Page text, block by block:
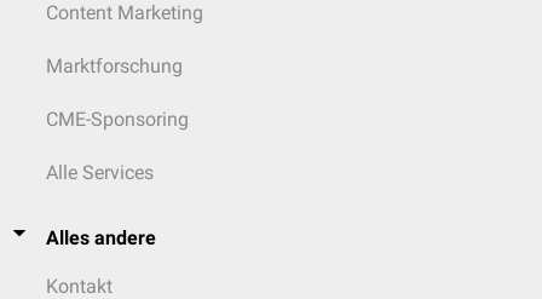
Content Marketing
Marktforschung
CME-Sponsoring
Alle Services
Alles andere
Kontakt